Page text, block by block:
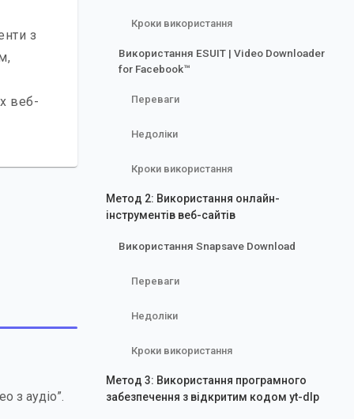
з
веб-
з аудіо”.
Кроки використання
Використання ESUIT | Video Downloader
for Facebook™
Переваги
Недоліки
Кроки використання
Метод 2: Використання онлайн-
інструментів веб-сайтів
Використання Snapsave Download
Переваги
Недоліки
Кроки використання
Метод 3: Використання програмного
забезпечення з відкритим кодом yt-dlp